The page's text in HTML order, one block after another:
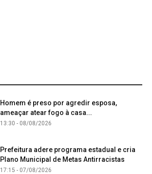
Homem é preso por agredir esposa,
ameaçar atear fogo à casa...
13:30 - 08/08/2026
Prefeitura adere programa estadual e cria
Plano Municipal de Metas Antirracistas
17:15 - 07/08/2026